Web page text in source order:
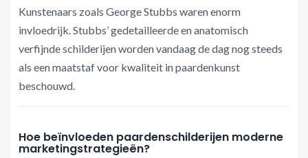
Kunstenaars zoals George Stubbs waren enorm
invloedrijk. Stubbs’ gedetailleerde en anatomisch
verfijnde schilderijen worden vandaag de dag nog steeds
als een maatstaf voor kwaliteit in paardenkunst
beschouwd.
Hoe beïnvloeden paardenschilderijen moderne
marketingstrategieën?